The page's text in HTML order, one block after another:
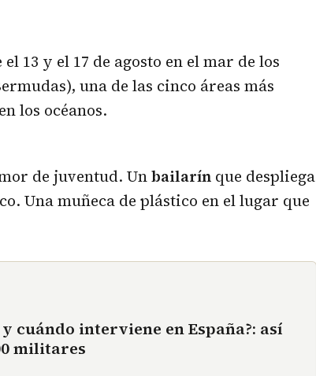
13 y el 17 de agosto en el mar de los
una de las cinco áreas más
los océanos.
de juventud. Unbailarín que despliega
Una muñeca de plástico en el lugar que
y cuándo interviene en España?: así
militares